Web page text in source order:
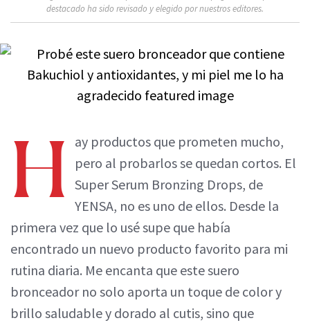
destacado ha sido revisado y elegido por nuestros editores.
H
ay productos que prometen mucho,
pero al probarlos se quedan cortos. El
Super Serum Bronzing Drops, de
YENSA, no es uno de ellos. Desde la
primera vez que lo usé supe que había
encontrado un nuevo producto favorito para mi
rutina diaria. Me encanta que este suero
bronceador no solo aporta un toque de color y
brillo saludable y dorado al cutis, sino que